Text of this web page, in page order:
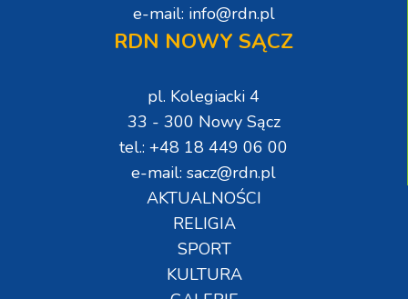
e-mail: info@rdn.pl
RDN NOWY SĄCZ
pl. Kolegiacki 4
33 - 300 Nowy Sącz
tel.: +48 18 449 06 00
e-mail: sacz@rdn.pl
AKTUALNOŚCI
RELIGIA
SPORT
KULTURA